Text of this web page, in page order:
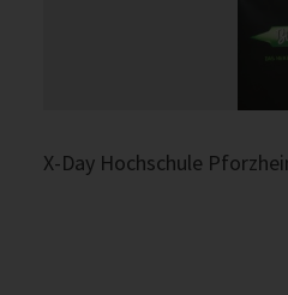
X-Day Hochschule